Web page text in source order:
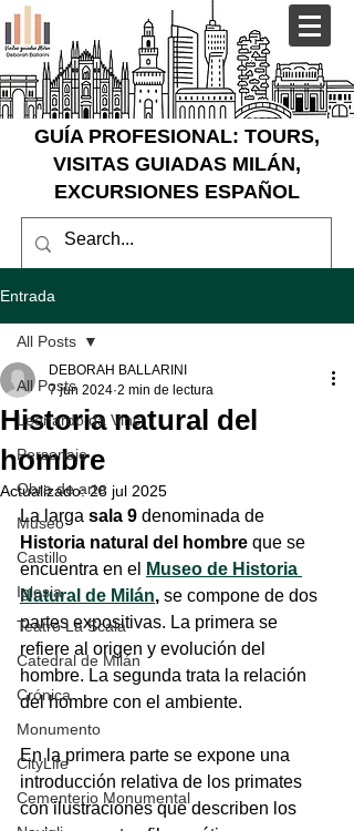
GUÍA PROFESIONAL: TOURS,
VISITAS GUIADAS MILÁN,
EXCURSIONES ESPAÑOL
Entrada
All Posts
Leonardo da Vinci
Personaje
Obra de arte
Museo
Castillo
Iglesia
Teatro La Scala
Catedral de Milán
Crónica
Monumento
CityLife
Cementerio Monumental
All Posts
Historia natural del
hombre
DEBORAH BALLARINI
7 jun 2024 2 min de lectura
Actualizado:28 jul 2025
La larga sala 9 denominada de
Historia natural del hombre que se
encuentra en el
Museo de Historia
Natural de Milán, se compone de dos
partes expositivas. La primera se
refiere al origen y evolución del
hombre. La segunda trata la relación
del hombre con el ambiente.
En la primera parte se expone una
introducción relativa de los primates
con ilustraciones que describen los